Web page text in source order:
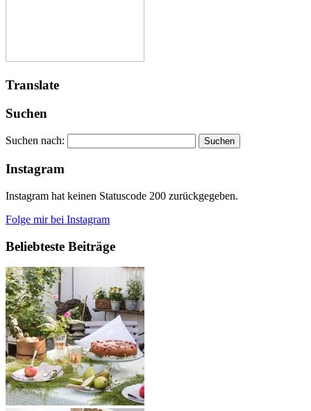
Translate
Suchen
Suchen nach:
Instagram
Instagram hat keinen Statuscode 200 zurückgegeben.
Folge mir bei Instagram
Beliebteste Beiträge